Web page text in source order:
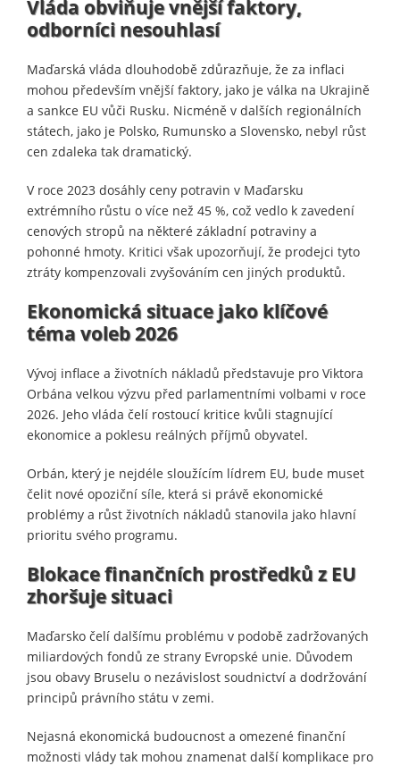
Vláda obviňuje vnější faktory,
odborníci nesouhlasí
Maďarská vláda dlouhodobě zdůrazňuje, že za inflaci
mohou především vnější faktory, jako je válka na Ukrajině
a sankce EU vůči Rusku. Nicméně v dalších regionálních
státech, jako je Polsko, Rumunsko a Slovensko, nebyl růst
cen zdaleka tak dramatický.
V roce 2023 dosáhly ceny potravin v Maďarsku
extrémního růstu o více než 45 %, což vedlo k zavedení
cenových stropů na některé základní potraviny a
pohonné hmoty. Kritici však upozorňují, že prodejci tyto
ztráty kompenzovali zvyšováním cen jiných produktů.
Ekonomická situace jako klíčové
téma voleb 2026
Vývoj inflace a životních nákladů představuje pro Viktora
Orbána velkou výzvu před parlamentními volbami v roce
2026. Jeho vláda čelí rostoucí kritice kvůli stagnující
ekonomice a poklesu reálných příjmů obyvatel.
Orbán, který je nejdéle sloužícím lídrem EU, bude muset
čelit nové opoziční síle, která si právě ekonomické
problémy a růst životních nákladů stanovila jako hlavní
prioritu svého programu.
Blokace finančních prostředků z EU
zhoršuje situaci
Maďarsko čelí dalšímu problému v podobě zadržovaných
miliardových fondů ze strany Evropské unie. Důvodem
jsou obavy Bruselu o nezávislost soudnictví a dodržování
principů právního státu v zemi.
Nejasná ekonomická budoucnost a omezené finanční
možnosti vlády tak mohou znamenat další komplikace pro